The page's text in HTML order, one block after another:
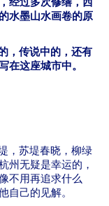
经过多次修缮，西
水墨山水画卷的原
，传说中的，还有
在这座城市中。
，苏堤春晓，柳绿
州无疑是幸运的，
不用再追求什么
自己的见解。